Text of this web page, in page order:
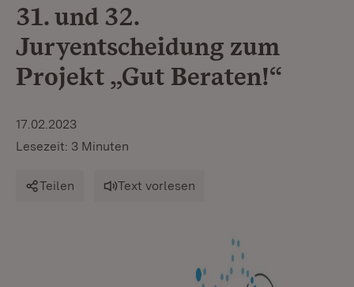
31. und 32.
Juryentscheidung zum
Projekt „Gut Beraten!“
17.02.2023
Lesezeit: 3 Minuten
Teilen Text vorlesen